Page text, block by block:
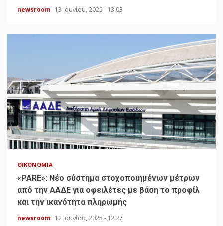
newsroom 13 Ιουνίου, 2025 - 13:03
ΟΙΚΟΝΟΜΊΑ
«PARE»: Νέο σύστημα στοχοποιημένων μέτρων
από την ΑΑΔΕ για οφειλέτες με βάση το προφίλ
και την ικανότητα πληρωμής
newsroom 12 Ιουνίου, 2025 - 12:27